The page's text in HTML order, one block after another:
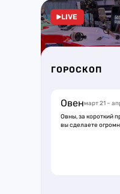
LIVE
ГОРОСКОП
Овенмарт 21 –
Овны, за короткий
вы сделаете